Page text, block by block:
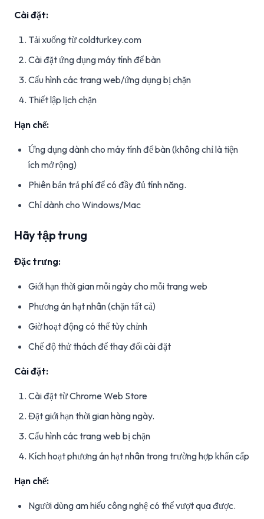
Cài đặt:
Tải xuống từ coldturkey.com
Cài đặt ứng dụng máy tính để bàn
Cấu hình các trang web/ứng dụng bị chặn
Thiết lập lịch chặn
Hạn chế:
Ứng dụng dành cho máy tính để bàn (không chỉ là tiện
ích mở rộng)
Phiên bản trả phí để có đầy đủ tính năng.
Chỉ dành cho Windows/Mac
Hãy tập trung
Đặc trưng:
Giới hạn thời gian mỗi ngày cho mỗi trang web
Phương án hạt nhân (chặn tất cả)
Giờ hoạt động có thể tùy chỉnh
Chế độ thử thách để thay đổi cài đặt
Cài đặt:
Cài đặt từ Chrome Web Store
Đặt giới hạn thời gian hàng ngày.
Cấu hình các trang web bị chặn
Kích hoạt phương án hạt nhân trong trường hợp khẩn cấp
Hạn chế:
Người dùng am hiểu công nghệ có thể vượt qua được.